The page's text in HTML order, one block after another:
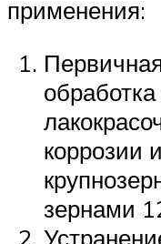
применения:
коррозии
зернами